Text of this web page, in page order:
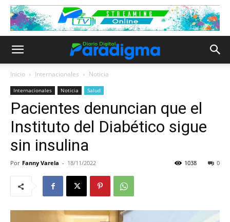
Inicio Internacionales Noticia
Internacionales Noticia Salud
Pacientes denuncian que el
Instituto del Diabético sigue
sin insulina
Por Fanny Varela - 18/11/2022 0
1038